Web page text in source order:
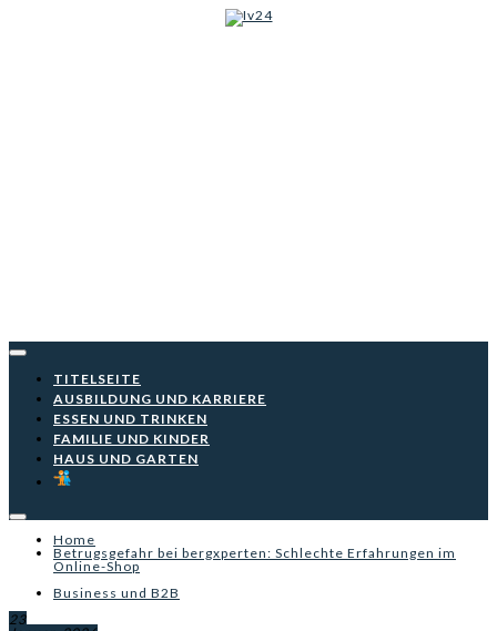
Iv24
TITELSEITE
AUSBILDUNG UND KARRIERE
ESSEN UND TRINKEN
FAMILIE UND KINDER
HAUS UND GARTEN
Home
Betrugsgefahr bei bergxperten: Schlechte Erfahrungen im
Online-Shop
Business und B2B
23